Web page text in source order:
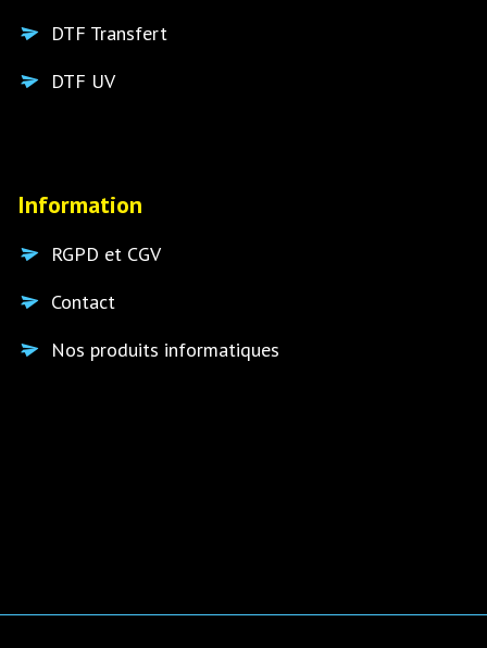
DTF Transfert
DTF UV
Information
RGPD et CGV
Contact
Nos produits informatiques